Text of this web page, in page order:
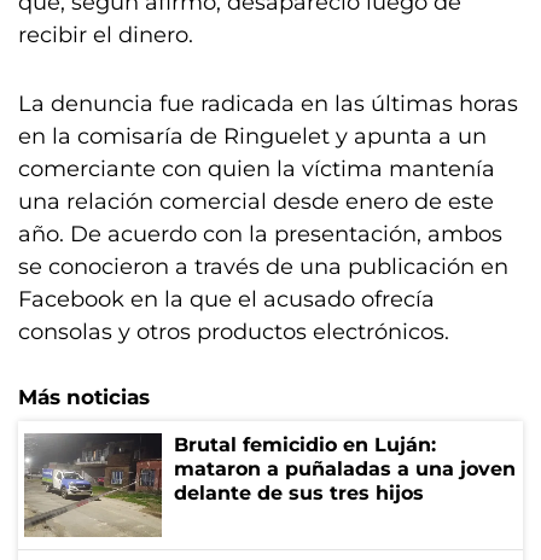
recibir el dinero.
La denuncia fue radicada en las últimas horas
en la comisaría de Ringuelet y apunta a un
comerciante con quien la víctima mantenía
una relación comercial desde enero de este
año. De acuerdo con la presentación, ambos
se conocieron a través de una publicación en
Facebook en la que el acusado ofrecía
consolas y otros productos electrónicos.
Más noticias
Brutal femicidio en Luján:
mataron a puñaladas a una joven
delante de sus tres hijos